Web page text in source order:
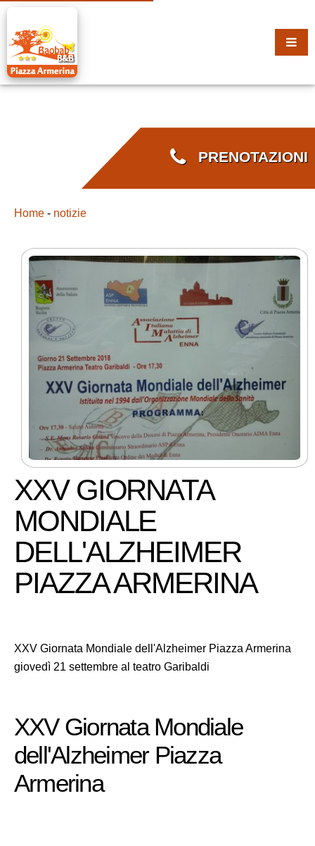
PRENOTAZIONI
Home - notizie
XXV GIORNATA
MONDIALE
DELL'ALZHEIMER
PIAZZA ARMERINA
XXV Giornata Mondiale dell'Alzheimer Piazza Armerina
giovedì 21 settembre al teatro Garibaldi
XXV Giornata Mondiale
dell'Alzheimer Piazza
Armerina